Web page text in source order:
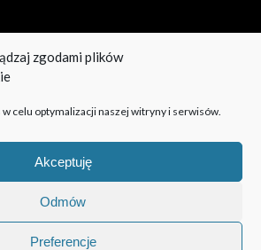
zgodami plików
celu optymalizacji naszej witryny i serwisów.
Akceptuję
Odmów
Preferencje
kontakcie!
2009-2024. Wszystkie prawa
z portalu oznacza akceptację polityki
| Polityka prywatności